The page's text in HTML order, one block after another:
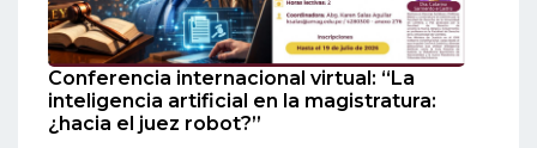
Conferencia internacional virtual: “La
inteligencia artificial en la magistratura:
¿hacia el juez robot?”